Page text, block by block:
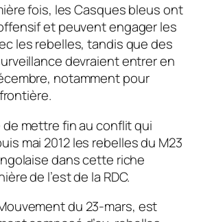
fois, les Casques bleus ont
et peuvent engager les
les rebelles, tandis que des
devraient entrer en
notamment pour
de mettre fin au conflit qui
mai 2012 les rebelles du M23
dans cette riche
de l’est de la RDC.
du 23-mars, est